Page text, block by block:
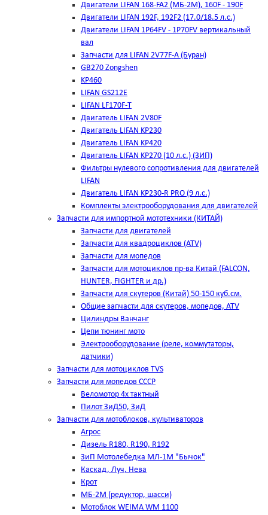
Двигатели LIFAN 168-FA2 (МБ-2М), 160F - 190F
Двигатели LIFAN 192F, 192F2 (17.0/18.5 л.с.)
Двигатели LIFAN 1Р64FV - 1Р70FV вертикальный
вал
Запчасти для LIFAN 2V77F-A (Буран)
GB270 Zongshen
KP460
LIFAN GS212E
LIFAN LF170F-T
Двигатель LIFAN 2V80F
Двигатель LIFAN KP230
Двигатель LIFAN KP420
Двигатель LIFAN KP270 (10 л.с.) (ЗИП)
Фильтры нулевого сопротивления для двигателей
LIFAN
Двигатель LIFAN KP230-R PRO (9 л.с.)
Комплекты электрооборудования для двигателей
Запчасти для импортной мототехники (КИТАЙ)
Запчасти для двигателей
Запчасти для квадроциклов (ATV)
Запчасти для мопедов
Запчасти для мотоциклов пр-ва Китай (FALCON,
HUNTER, FIGHTER и др.)
Запчасти для скутеров (Китай) 50-150 куб.см.
Общие запчасти для скутеров, мопедов, ATV
Цилиндры Ванчанг
Цепи тюнинг мото
Электрооборудование (реле, коммутаторы,
датчики)
Запчасти для мотоциклов TVS
Запчасти для мопедов СССР
Веломотор 4х тактный
Пилот ЗиД50, ЗиД
Запчасти для мотоблоков, культиваторов
Агрос
Дизель R180, R190, R192
ЗиП Мотолебедка МЛ-1М "Бычок"
Каскад, Луч, Нева
Крот
МБ-2М (редуктор, шасси)
Мотоблок WEIMA WM 1100